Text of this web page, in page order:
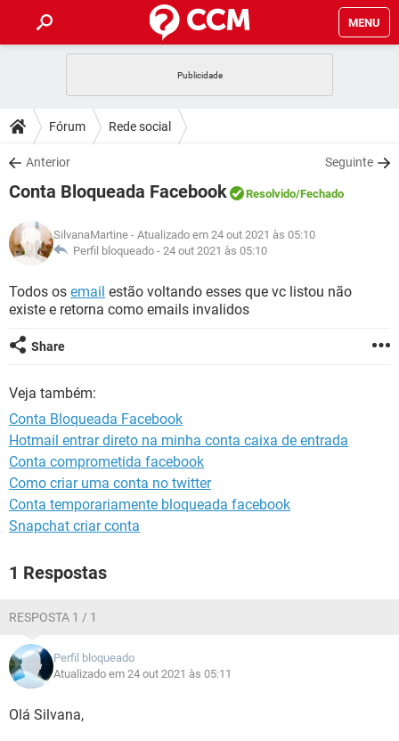
MENU
CELULAR
OUTLOOK
INSTAGRAM GMAIL
GUIA DE COMPRAS
DICAS
JOGOS
INSTAGRAM GMAIL
DOWNLOADS
JOGOS WHATSAPP
CELULAR
OUTLOOK EXCEL
INSTAGRAM
GUIA DE COMPRAS
JOGOS WHATSAPP
OUTLOOK EXCEL
GLOSSÁRIO
JOGOS
CELULAR FACEBOOK
OUTLOOK
GUIA DE COMPRAS
Fórum Rede social
Anterior Seguinte
Conta Bloqueada Facebook Resolvido/Fechado
SilvanaMartine - Atualizado em 24 out 2021 às 05:10
Perfil bloqueado - 24 out 2021 às 05:10
Todos os email estão voltando esses que vc listou não
existe e retorna como emails invalidos
Share
Veja também:
Conta Bloqueada Facebook
Hotmail entrar direto na minha conta caixa de entrada
Conta comprometida facebook
Como criar uma conta no twitter
Conta temporariamente bloqueada facebook
Snapchat criar conta
1 Respostas
RESPOSTA 1 / 1
Perfil bloqueado
Atualizado em 24 out 2021 às 05:11
Olá Silvana,